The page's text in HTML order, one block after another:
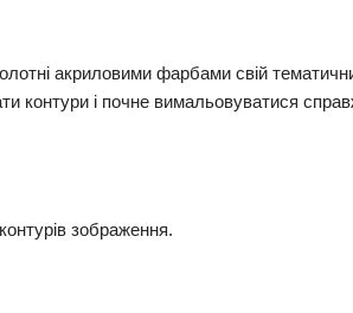
акриловими фарбами свій
контури і почне вимальовуватися
зображення.